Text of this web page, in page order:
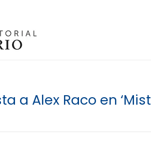
a Alex Raco en